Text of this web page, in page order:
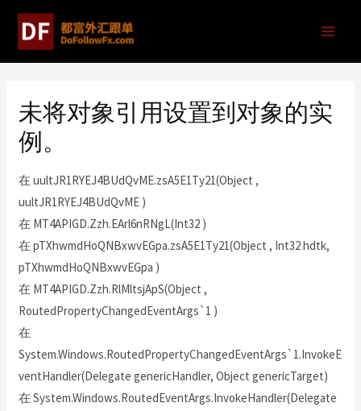
未将对象引用设置到对象的实
例。
在 uultJR1RYEJ4BUdQvME.zsA5E1Ty21(Object ,
uultJR1RYEJ4BUdQvME )
在 MT4APIGD.Zzh.EArl6nRNgL(Int32 )
在 pTXhwmdHoQNBxwvEGpa.zsA5E1Ty21(Object , Int32 hdtk,
pTXhwmdHoQNBxwvEGpa )
在 MT4APIGD.Zzh.RlMltsjApS(Object ,
RoutedPropertyChangedEventArgs`1 )
在
System.Windows.RoutedPropertyChangedEventArgs`1.InvokeE
ventHandler(Delegate genericHandler, Object genericTarget)
在 System.Windows.RoutedEventArgs.InvokeHandler(Delegate